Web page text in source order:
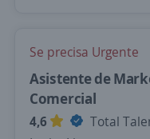
Se precisa Urgente
Asistente de
Comercial
4,6
Total